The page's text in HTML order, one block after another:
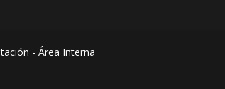
- Área Interna